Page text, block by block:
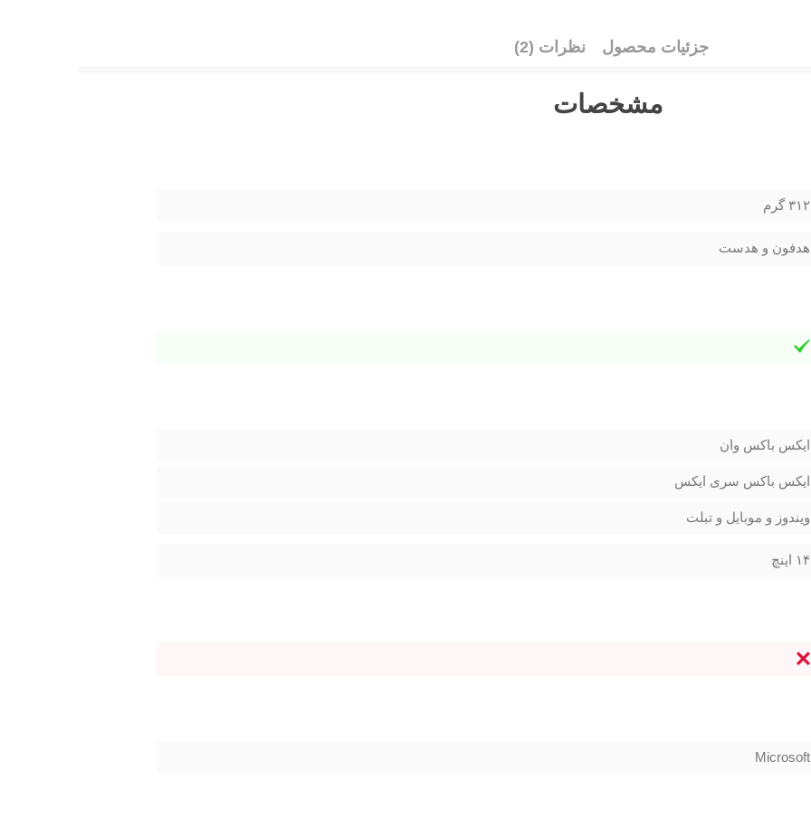
جزئیات محصول نظرات (2)
مشخصات
۳۱۲ گرم
هدفون و هدست
ایکس باکس وان
ایکس باکس سری ایکس
ویندوز و موبایل و تبلت
۱۴ اینچ
Microsoft